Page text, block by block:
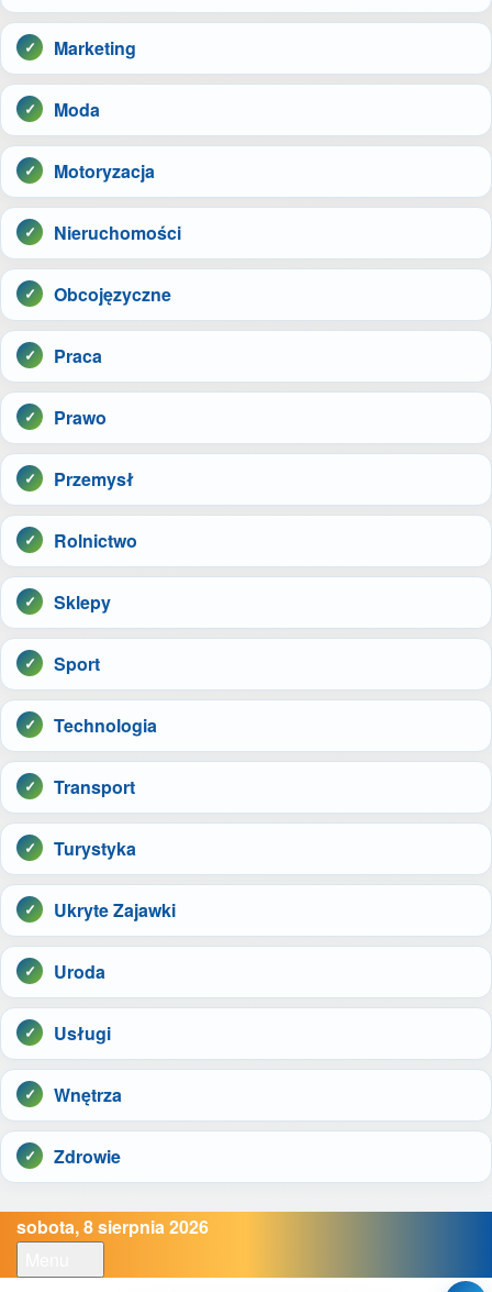
Marketing
Moda
Motoryzacja
Nieruchomości
Obcojęzyczne
Praca
Prawo
Przemysł
Rolnictwo
Sklepy
Sport
Technologia
Transport
Turystyka
Ukryte Zajawki
Uroda
Usługi
Wnętrza
Zdrowie
sobota, 8 sierpnia 2026